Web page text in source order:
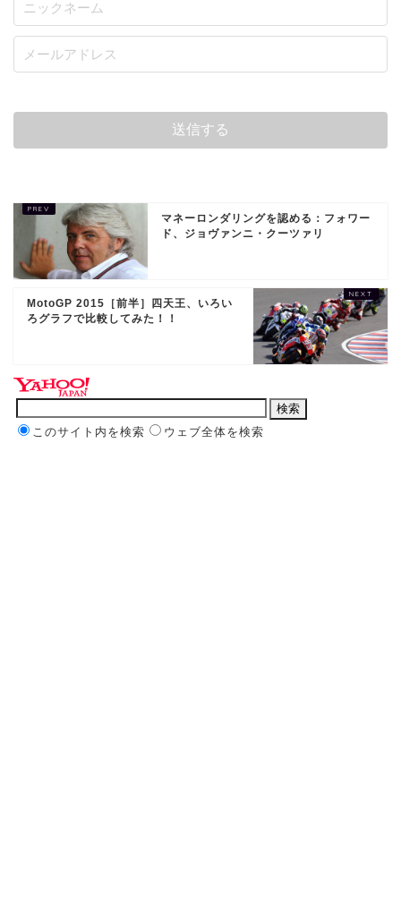
マネーロンダリングを認める：フォワー
ド、ジョヴァンニ・クーツァリ
MotoGP 2015［前半］四天王、いろい
ろグラフで比較してみた！！
このサイト内を検索 ウェブ全体を検索